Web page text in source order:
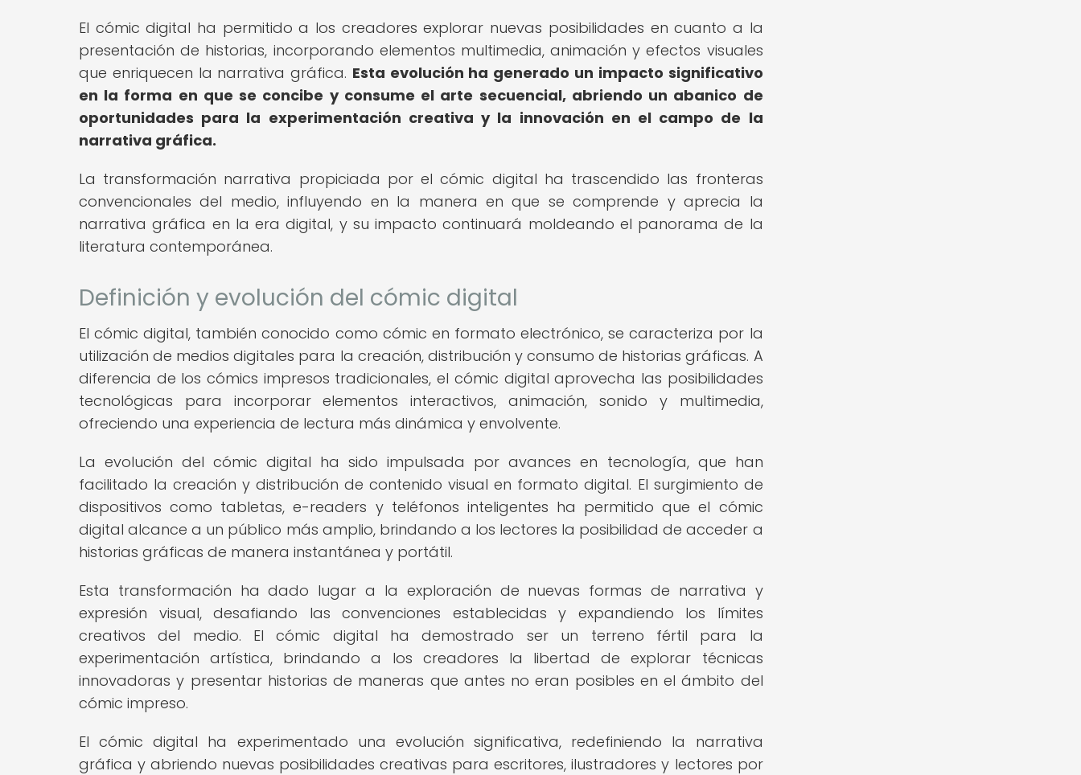
El cómic digital ha permitido a los creadores explorar nuevas posibilidades en cuanto a la
presentación de historias, incorporando elementos multimedia, animación y efectos visuales
que enriquecen la narrativa gráfica. Esta evolución ha generado un impacto significativo
en la forma en que se concibe y consume el arte secuencial, abriendo un abanico de
oportunidades para la experimentación creativa y la innovación en el campo de la
narrativa gráfica.
La transformación narrativa propiciada por el cómic digital ha trascendido las fronteras
convencionales del medio, influyendo en la manera en que se comprende y aprecia la
narrativa gráfica en la era digital, y su impacto continuará moldeando el panorama de la
literatura contemporánea.
Definición y evolución del cómic digital
El cómic digital, también conocido como cómic en formato electrónico, se caracteriza por la
utilización de medios digitales para la creación, distribución y consumo de historias gráficas. A
diferencia de los cómics impresos tradicionales, el cómic digital aprovecha las posibilidades
tecnológicas para incorporar elementos interactivos, animación, sonido y multimedia,
ofreciendo una experiencia de lectura más dinámica y envolvente.
La evolución del cómic digital ha sido impulsada por avances en tecnología, que han
facilitado la creación y distribución de contenido visual en formato digital. El surgimiento de
dispositivos como tabletas, e-readers y teléfonos inteligentes ha permitido que el cómic
digital alcance a un público más amplio, brindando a los lectores la posibilidad de acceder a
historias gráficas de manera instantánea y portátil.
Esta transformación ha dado lugar a la exploración de nuevas formas de narrativa y
expresión visual, desafiando las convenciones establecidas y expandiendo los límites
creativos del medio. El cómic digital ha demostrado ser un terreno fértil para la
experimentación artística, brindando a los creadores la libertad de explorar técnicas
innovadoras y presentar historias de maneras que antes no eran posibles en el ámbito del
cómic impreso.
El cómic digital ha experimentado una evolución significativa, redefiniendo la narrativa
gráfica y abriendo nuevas posibilidades creativas para escritores, ilustradores y lectores por